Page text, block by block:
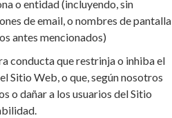
o entidad (incluyendo, sin
de email, o nombres de pantalla
antes mencionados)
conducta que restrinja o inhiba el
Sitio Web, o que, según nosotros
o dañar a los usuarios del Sitio